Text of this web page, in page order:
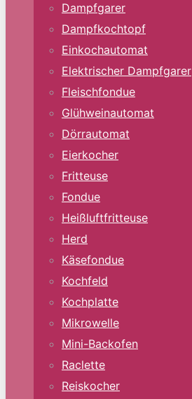
Dampfgarer
Dampfkochtopf
Einkochautomat
Elektrischer Dampfgarer
Fleischfondue
Glühweinautomat
Dörrautomat
Eierkocher
Fritteuse
Fondue
Heißluftfritteuse
Herd
Käsefondue
Kochfeld
Kochplatte
Mikrowelle
Mini-Backofen
Raclette
Reiskocher